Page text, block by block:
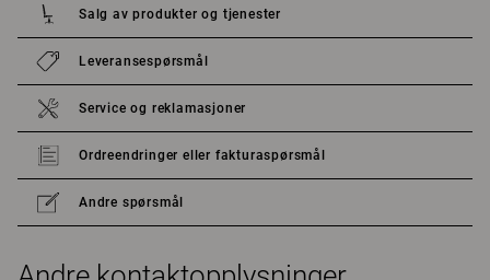
Salg av produkter og tjenester
Leveransespørsmål
Service og reklamasjoner
Ordreendringer eller fakturaspørsmål
Andre spørsmål